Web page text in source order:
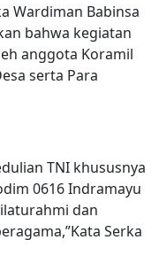
Wardiman Babinsa
bahwa kegiatan
anggota Koramil
serta Para
TNI khususnya
0616 Indramayu
dan
Serka